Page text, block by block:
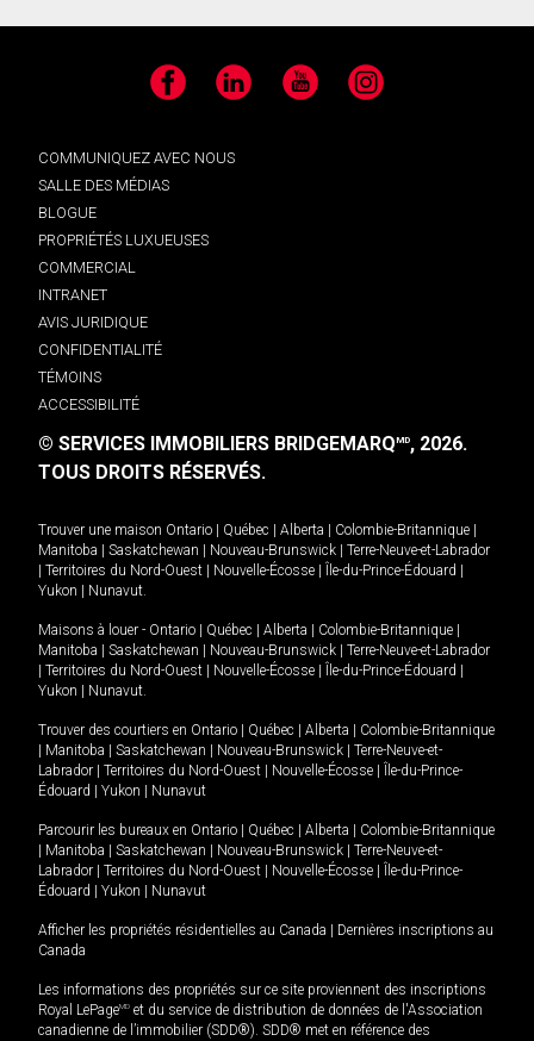
Facebook LinkedIn YouTube Instagram
COMMUNIQUEZ AVEC NOUS
SALLE DES MÉDIAS
BLOGUE
PROPRIÉTÉS LUXUEUSES
COMMERCIAL
INTRANET
AVIS JURIDIQUE
CONFIDENTIALITÉ
TÉMOINS
ACCESSIBILITÉ
© SERVICES IMMOBILIERS BRIDGEMARQMD, 2026.
TOUS DROITS RÉSERVÉS.
Trouver une maison Ontario Québec Alberta Colombie-Britannique
Manitoba
Saskatchewan Nouveau-Brunswick
Terre-Neuve-et-Labrador
Territoires du Nord-Ouest Nouvelle-Écosse Île-du-Prince-Édouard
Yukon
Nunavut.
Maisons à louer - Ontario Québec Alberta Colombie-Britannique
Manitoba
Saskatchewan Nouveau-Brunswick
Terre-Neuve-et-Labrador
Territoires du Nord-Ouest Nouvelle-Écosse Île-du-Prince-Édouard
Yukon
Nunavut.
Trouver des courtiers en Ontario Québec Alberta
Colombie-Britannique
Manitoba Saskatchewan Nouveau-Brunswick
Terre-Neuve-et-
Labrador
Territoires du Nord-Ouest Nouvelle-Écosse
Île-du-Prince-
Édouard
Yukon Nunavut
Parcourir les bureaux en Ontario Québec Alberta
Colombie-Britannique
Manitoba Saskatchewan Nouveau-Brunswick
Terre-Neuve-et-
Labrador
Territoires du Nord-Ouest Nouvelle-Écosse
Île-du-Prince-
Édouard
Yukon Nunavut
Afficher les propriétés résidentielles au Canada
Dernières inscriptions au
Canada
Les informations des propriétés sur ce site proviennent des inscriptions
Royal LePageMD et du service de distribution de données de l'Association
canadienne de l’immobilier (SDD®). SDD® met en référence des